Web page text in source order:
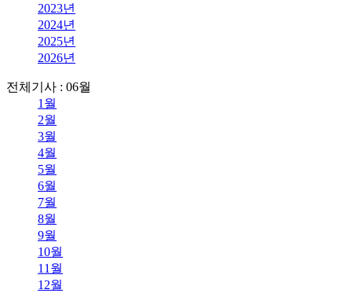
2023년
2024년
2025년
2026년
전체기사 : 06월
1월
2월
3월
4월
5월
6월
7월
8월
9월
10월
11월
12월